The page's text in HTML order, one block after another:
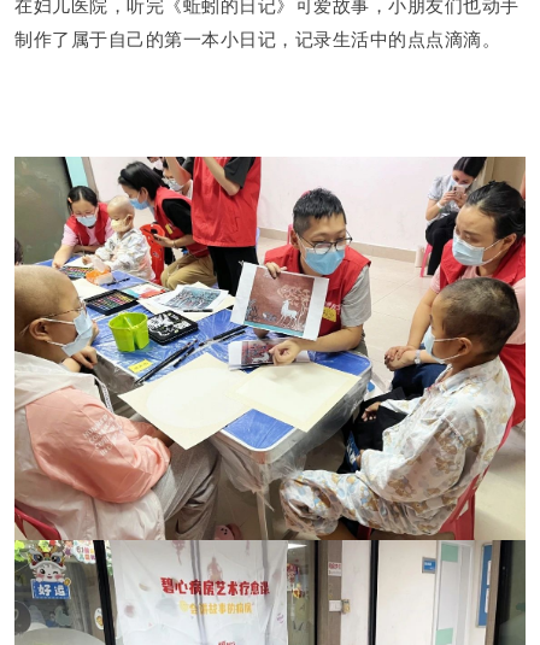
制作了属于自己的第一本小日记，记录生活中的点点滴滴。